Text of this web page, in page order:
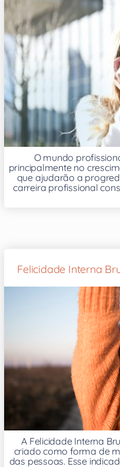
O mundo
principalmente no
que ajudarão a
carreira profissional
Felicidade Interna
A Felicidade Interna
criado como forma de
das pessoas. Esse